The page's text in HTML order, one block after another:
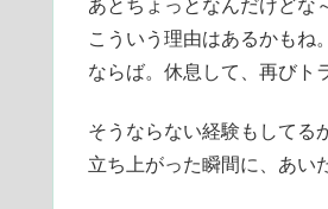
あとちょっとなんだけどな
こういう理由はあるかもね。
ならば。休息して、再びト
そうならない経験もしてる
立ち上がった瞬間に、あい